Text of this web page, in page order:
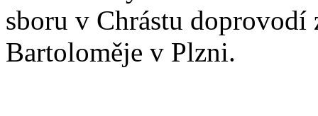
sboru v Chrástu doprovodí
Bartoloměje v Plzni.